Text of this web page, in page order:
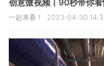
创意微视频丨90秒带你
一起来看！ 2023-04-30